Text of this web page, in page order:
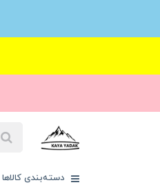
دسته‌بندی کالاها